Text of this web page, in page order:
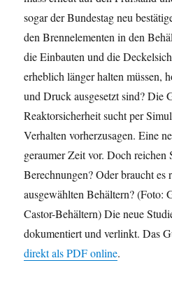
sogar der Bundestag neu
den Brennelementen in den
die Einbauten und die
erheblich länger halten müssen,
und Druck ausgesetzt sind? Die
Reaktorsicherheit sucht per
Verhalten vorherzusagen. Eine
geraumer Zeit vor. Doch reichen
Berechnungen? Oder braucht es
ausgewählten Behältern? (Foto:
Castor-Behältern) Die neue
dokumentiert und verlinkt. Das
direkt als PDF online.